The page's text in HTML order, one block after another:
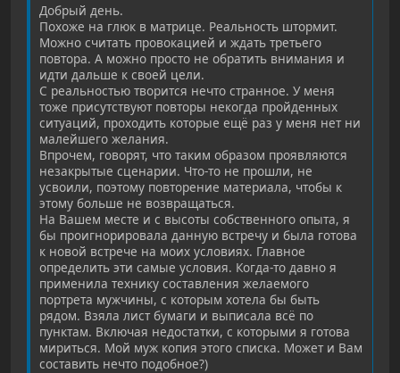
Добрый день.
Похоже на глюк в матрице. Реальность штормит.
Можно считать провокацией и ждать третьего
повтора. А можно просто не обратить внимания и
идти дальше к своей цели.
С реальностью творится нечто странное. У меня
тоже присутствуют повторы некогда пройденных
ситуаций, проходить которые ещё раз у меня нет ни
малейшего желания.
Впрочем, говорят, что таким образом проявляются
незакрытые сценарии. Что-то не прошли, не
усвоили, поэтому повторение материала, чтобы к
этому больше не возвращаться.
На Вашем месте и с высоты собственного опыта, я
бы проигнорировала данную встречу и была готова
к новой встрече на моих условиях. Главное
определить эти самые условия. Когда-то давно я
применила технику составления желаемого
портрета мужчины, с которым хотела бы быть
рядом. Взяла лист бумаги и выписала всё по
пунктам. Включая недостатки, с которыми я готова
мириться. Мой муж копия этого списка. Может и Вам
составить нечто подобное?)